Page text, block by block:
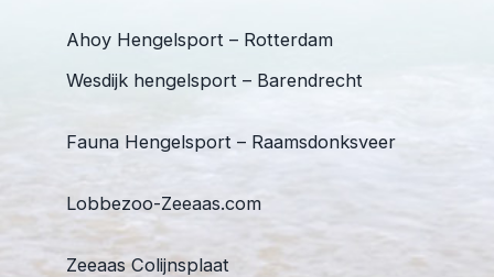
Ahoy Hengelsport – Rotterdam
Wesdijk hengelsport – Barendrecht
Fauna Hengelsport – Raamsdonksveer
Lobbezoo-Zeeaas.com
Zeeaas Colijnsplaat